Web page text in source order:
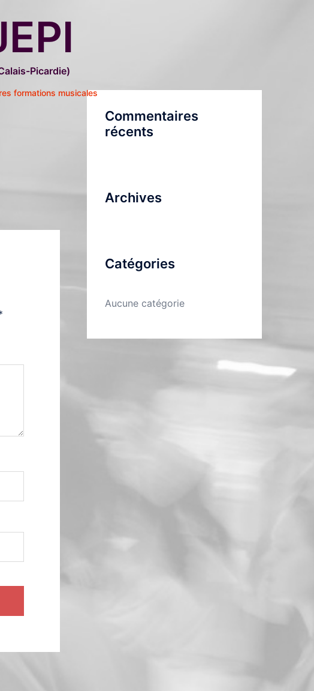
Picardie)
formations musicales
Commentaires
récents
Archives
Catégories
Aucune catégorie